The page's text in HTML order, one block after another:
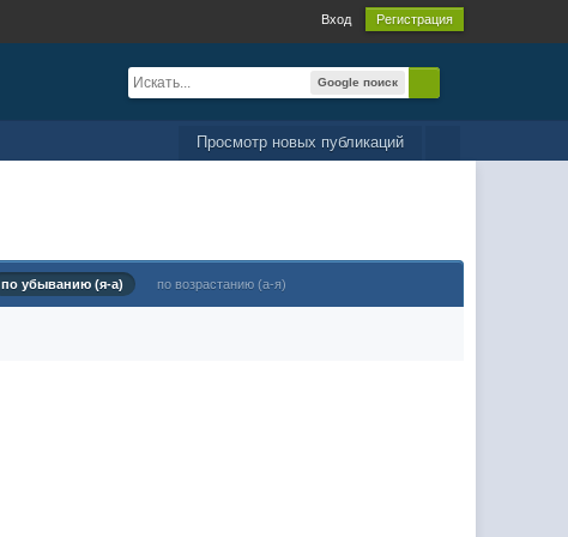
Вход Регистрация
Google поиск
Просмотр новых публикаций
по убыванию (я-а) по возрастанию (а-я)